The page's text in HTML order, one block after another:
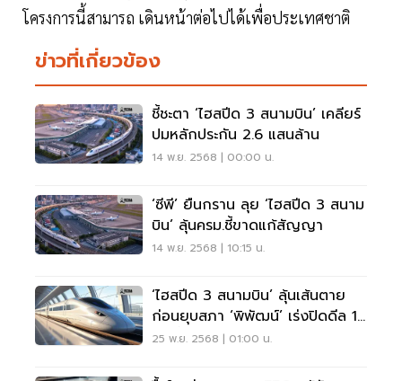
โครงการนี้สามารถ เดินหน้าต่อไปได้เพื่อประเทศชาติ
ข่าวที่เกี่ยวข้อง
ชี้ชะตา ‘ไฮสปีด 3 สนามบิน’ เคลียร์
ปมหลักประกัน 2.6 แสนล้าน
14 พ.ย. 2568 | 00:00 น.
‘ซีพี’ ยืนกราน ลุย ‘ไฮสปีด 3 สนาม
บิน’ ลุ้นครม.ชี้ขาดแก้สัญญา
14 พ.ย. 2568 | 10:15 น.
‘ไฮสปีด 3 สนามบิน’ ลุ้นเส้นตาย
ก่อนยุบสภา ‘พิพัฒน์’ เร่งปิดดีล 12
ธ.ค.นี้
25 พ.ย. 2568 | 01:00 น.